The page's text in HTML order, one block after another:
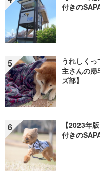
付きの
5
うれしく
主さんの帰
ズ部】
6
【2023年
付きの